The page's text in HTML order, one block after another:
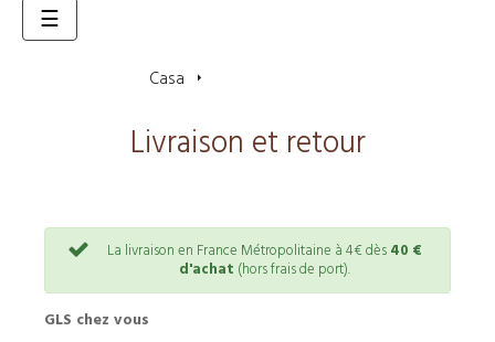
Toggle
navigation
☰
Casa
Livraison et retour
La livraison en France Métropolitaine à 4€ dès40 €
d'achat (hors frais de port).
GLS chez vous